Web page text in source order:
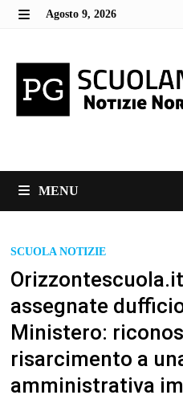
Skip
Agosto 9, 2026
MENU
SCUOLA NOTIZIE
assegnate
Ministero:
risarcimento a
amministrativa